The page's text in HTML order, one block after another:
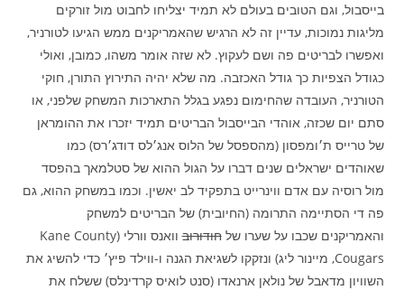
בייסבול, וגם הטובים בעולם לא תמיד יצליחו לחבוט מול זורקים
מליגות נמוכות, עדיין זה לא הרגיש שהאמריקנים ממש הגיעו לטורניר,
ואפשרו לבריטים פה ושם לעקוץ. לא שזה אומר משהו, כמובן, ואולי
כגודל הצפיות כך גודל האכזבה. מה שלא יהיה התירוץ התורן, חוקי
הטורניר, העובדה שהחימום נפגע בגלל התארכות המשחק שלפני, או
סתם יום שכזה, אוהדי הבייסבול הבריטים תמיד יזכרו את ההומראן
של טרייס ת׳ומפסון (מהספסל של הלוס אנג׳לס דודג׳רס) כמו
שאוהדים ישראלים שנים דברו על הגול ההוא של סטלמאך בהפסד
מול רוסיה עם אדם ווינרייט בתפקיד לב יאשין. וכמו במשחק ההוא, גם
פה די הסתיימה התרומה (החיובית) של הבריטים למשחק
והאמריקנים שכבו על שערו שלחודורוב
וואנס וורלי (Kane County
Cougars, מיינור ליג) ונזקקו לשגיאת הגנה ו-ווילד פיץ׳ כדי להשיג את
השוויון מדאבל של נולאן ארנאדו (סנט לואיס קרדינלס) ששלח את